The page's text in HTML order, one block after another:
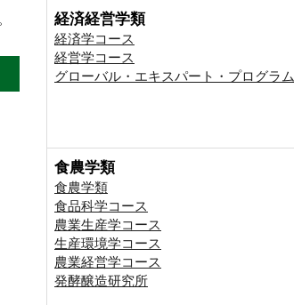
経済経営学類
経済学コース
経営学コース
グローバル・エキスパート・プログラム
食農学類
食農学類
食品科学コース
農業生産学コース
生産環境学コース
農業経営学コース
発酵醸造研究所